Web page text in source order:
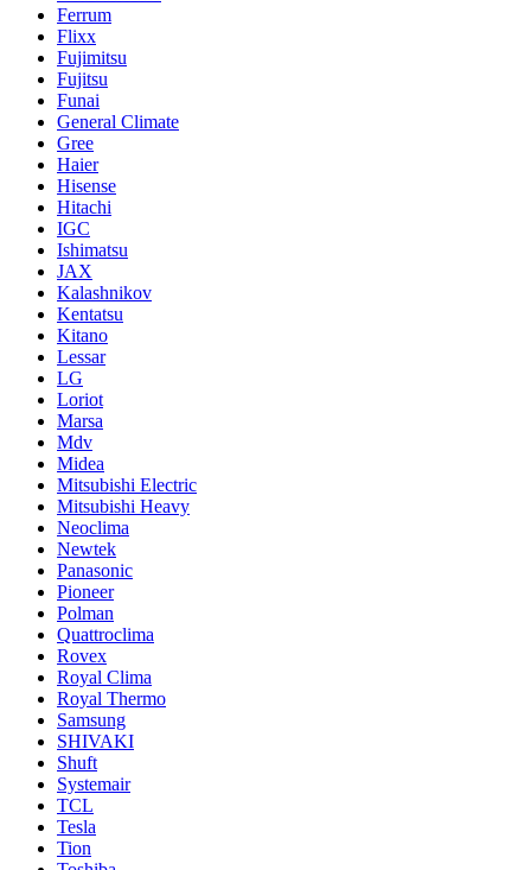
Ferrum
Flixx
Fujimitsu
Fujitsu
Funai
General Climate
Gree
Haier
Hisense
Hitachi
IGC
Ishimatsu
JAX
Kalashnikov
Kentatsu
Kitano
Lessar
LG
Loriot
Marsa
Mdv
Midea
Mitsubishi Electric
Mitsubishi Heavy
Neoclima
Newtek
Panasonic
Pioneer
Polman
Quattroclima
Rovex
Royal Clima
Royal Thermo
Samsung
SHIVAKI
Shuft
Systemair
TCL
Tesla
Tion